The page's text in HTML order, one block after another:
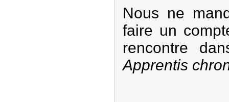
Nous ne
faire un
rencontre
Apprentis